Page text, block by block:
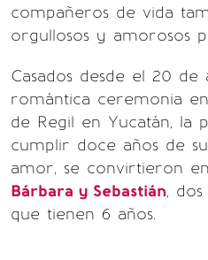
compañeros de vida
orgullosos y amorosos
Casados desde el 20 de
romántica ceremonia
de Regil en Yucatán, la
cumplir doce años de
amor, se convirtieron
Bárbara y Sebastián,
que tienen 6 años.